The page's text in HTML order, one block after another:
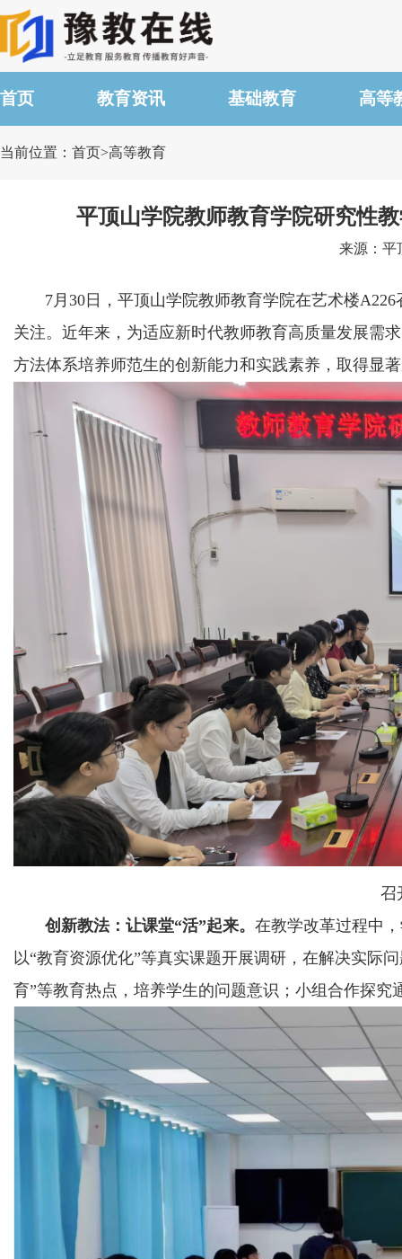
首页 教育资讯 基础教育 高等
当前位置：首页>高等教育
平顶山学院教师教育学院研究性
来源：平
7月30日，平顶山学院教师教育学院在艺术楼A226
关注。近年来，为适应新时代教师教育高质量发展需
方法体系培养师范生的创新能力和实践素养，取得显
召
创新教法：让课堂“活”起来。 在教学改革过程中
以“教育资源优化”等真实课题开展调研，在解决实际
育”等教育热点，培养学生的问题意识；小组合作探